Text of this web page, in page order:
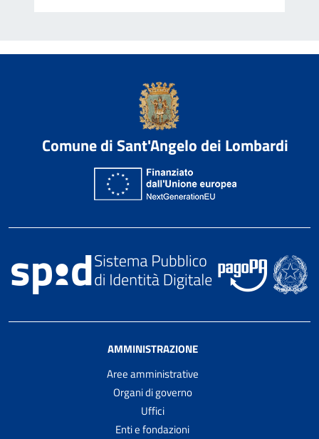
Comune di Sant'Angelo dei Lombardi
AMMINISTRAZIONE
Aree amministrative
Organi di governo
Uffici
Enti e fondazioni